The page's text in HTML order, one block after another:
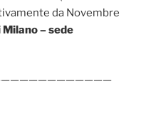
da Novembre
– sede